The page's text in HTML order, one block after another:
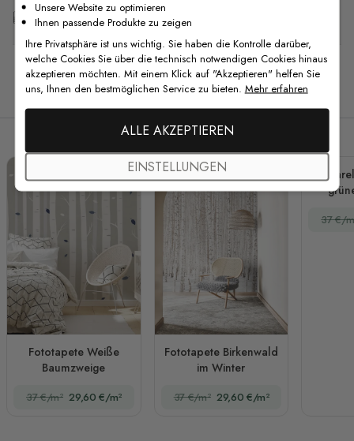
Kostenlose Anpassung
Verwandte Produkte
Fototapete Weiße
Baumzweige
37 €/m² 29,60 €/m²
Fototapete Birkenwald
im Winter
37 €/m² 29,60 €/m²
37 €/
Unsere Website zu optimieren
Ihnen passende Produkte zu zeigen
Ihre Privatsphäre ist uns wichtig. Sie haben die Kontrolle darüber,
welche Cookies Sie über die technisch notwendigen Cookies hinaus
akzeptieren möchten. Mit einem Klick auf "Akzeptieren" helfen Sie
uns, Ihnen den bestmöglichen Service zu bieten. Mehr erfahren
ALLE AKZEPTIEREN
EINSTELLUNGEN